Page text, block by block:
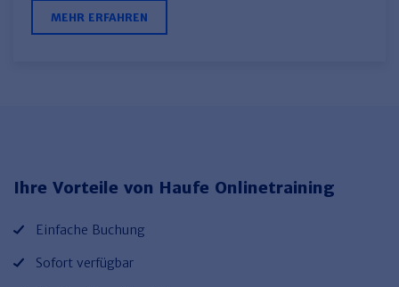
MEHR ERFAHREN
Ihre Vorteile von Haufe Onlinetraining
Einfache Buchung
Sofort verfügbar